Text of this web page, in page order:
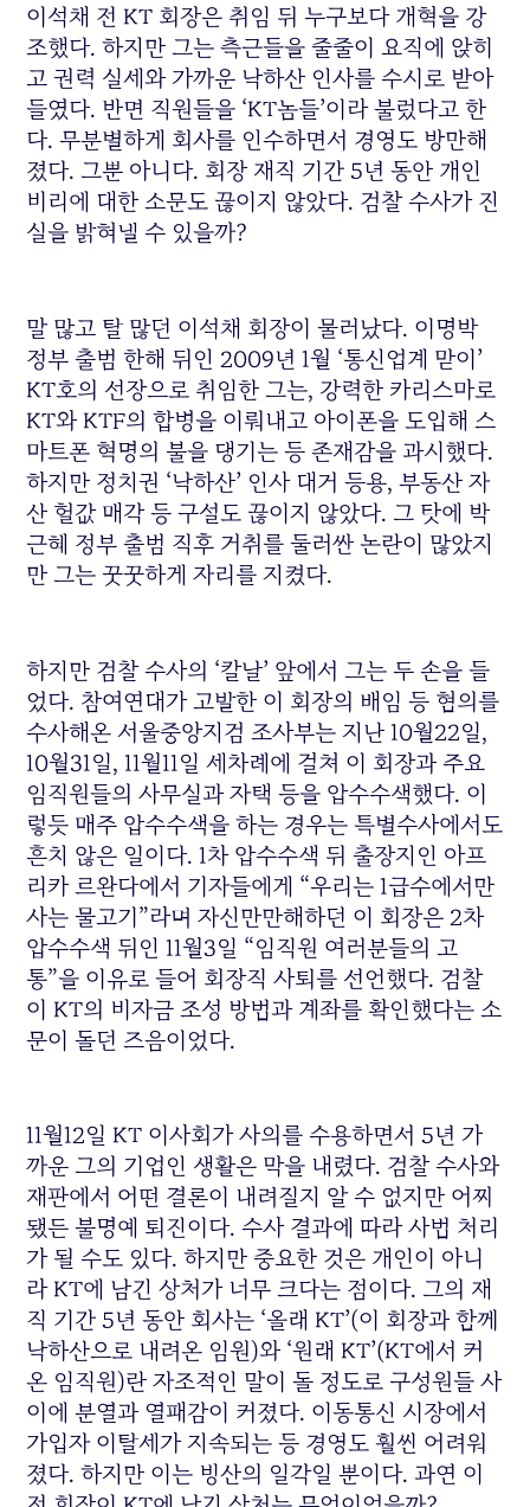
이석채 전 KT 회장은 취임 뒤 누구보다 개혁을 강
조했다. 하지만 그는 측근들을 줄줄이 요직에 앉히
고 권력 실세와 가까운 낙하산 인사를 수시로 받아
들였다. 반면 직원들을 ‘KT놈들’이라 불렀다고 한
다. 무분별하게 회사를 인수하면서 경영도 방만해
졌다. 그뿐 아니다. 회장 재직 기간 5년 동안 개인
비리에 대한 소문도 끊이지 않았다. 검찰 수사가 진
실을 밝혀낼 수 있을까?
말 많고 탈 많던 이석채 회장이 물러났다. 이명박
정부 출범 한해 뒤인 2009년 1월 ‘통신업계 맏이’
KT호의 선장으로 취임한 그는, 강력한 카리스마로
KT와 KTF의 합병을 이뤄내고 아이폰을 도입해 스
마트폰 혁명의 불을 댕기는 등 존재감을 과시했다.
하지만 정치권 ‘낙하산’ 인사 대거 등용, 부동산 자
산 헐값 매각 등 구설도 끊이지 않았다. 그 탓에 박
근혜 정부 출범 직후 거취를 둘러싼 논란이 많았지
만 그는 꿋꿋하게 자리를 지켰다.
하지만 검찰 수사의 ‘칼날’ 앞에서 그는 두 손을 들
었다. 참여연대가 고발한 이 회장의 배임 등 혐의를
수사해온 서울중앙지검 조사부는 지난 10월22일,
10월31일, 11월11일 세차례에 걸쳐 이 회장과 주요
임직원들의 사무실과 자택 등을 압수수색했다. 이
렇듯 매주 압수수색을 하는 경우는 특별수사에서도
흔치 않은 일이다. 1차 압수수색 뒤 출장지인 아프
리카 르완다에서 기자들에게 “우리는 1급수에서만
사는 물고기”라며 자신만만해하던 이 회장은 2차
압수수색 뒤인 11월3일 “임직원 여러분들의 고
통”을 이유로 들어 회장직 사퇴를 선언했다. 검찰
이 KT의 비자금 조성 방법과 계좌를 확인했다는 소
문이 돌던 즈음이었다.
11월12일 KT 이사회가 사의를 수용하면서 5년 가
까운 그의 기업인 생활은 막을 내렸다. 검찰 수사와
재판에서 어떤 결론이 내려질지 알 수 없지만 어찌
됐든 불명예 퇴진이다. 수사 결과에 따라 사법 처리
가 될 수도 있다. 하지만 중요한 것은 개인이 아니
라 KT에 남긴 상처가 너무 크다는 점이다. 그의 재
직 기간 5년 동안 회사는 ‘올래 KT’(이 회장과 함께
낙하산으로 내려온 임원)와 ‘원래 KT’(KT에서 커
온 임직원)란 자조적인 말이 돌 정도로 구성원들 사
이에 분열과 열패감이 커졌다. 이동통신 시장에서
가입자 이탈세가 지속되는 등 경영도 훨씬 어려워
졌다. 하지만 이는 빙산의 일각일 뿐이다. 과연 이